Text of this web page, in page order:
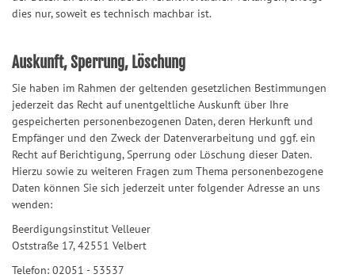
dies nur, soweit es technisch machbar ist.
Auskunft, Sperrung, Löschung
Sie haben im Rahmen der geltenden gesetzlichen Bestimmungen
jederzeit das Recht auf unentgeltliche Auskunft über Ihre
gespeicherten personenbezogenen Daten, deren Herkunft und
Empfänger und den Zweck der Datenverarbeitung und ggf. ein
Recht auf Berichtigung, Sperrung oder Löschung dieser Daten.
Hierzu sowie zu weiteren Fragen zum Thema personenbezogene
Daten können Sie sich jederzeit unter folgender Adresse an uns
wenden:
Beerdigungsinstitut Velleuer
Oststraße 17, 42551 Velbert
Telefon: 02051 - 53537